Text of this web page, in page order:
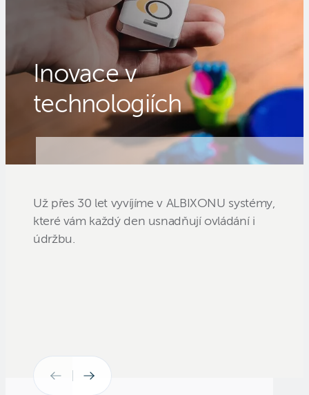
Inovace v
technologiích
Už přes 30 let vyvíjíme v ALBIXONU systémy,
které vám každý den usnadňují ovládání i
údržbu.